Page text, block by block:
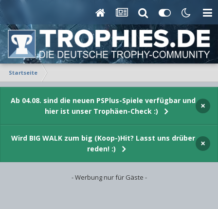
Startseite
Ab 04.08. sind die neuen PSPlus-Spiele verfügbar und
hier ist unser Trophäen-Check :)
×
Wird BIG WALK zum big (Koop-)Hit? Lasst uns drüber
reden! :)
×
- Werbung nur für Gäste -